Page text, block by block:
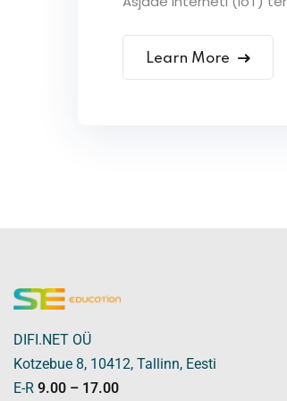
Learn More
DIFI.NET OÜ
Kotzebue 8, 10412, Tallinn, Eesti
E-R 9.00 – 17.00